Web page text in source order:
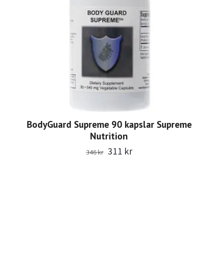
BodyGuard Supreme 90 kapslar Supreme
Nutrition
346 kr 311 kr